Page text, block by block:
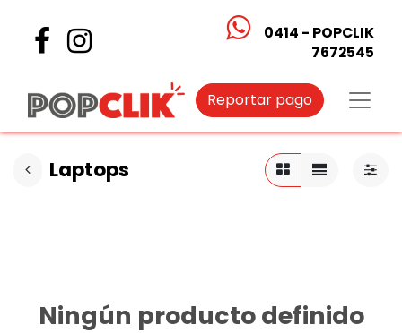
0414 - POPCLIK
7672545
Reportar pago
Laptops
Ningún producto definido